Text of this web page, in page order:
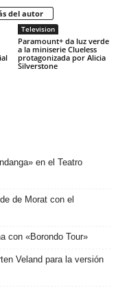
del autor
Television
Paramount+ da luz verde
a la miniserie Clueless
protagonizada por Alicia
Silverstone
en el Teatro
de Morat con el
con «Borondo Tour»
Veland para la versión